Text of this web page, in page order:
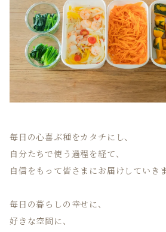
毎日の心喜ぶ種をカタチにし、
自分たちで使う過程を経て、
自信をもって皆さまにお届けしていきま
毎日の暮らしの幸せに、
好きな空間に、